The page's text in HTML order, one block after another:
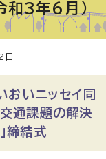
和3年6月）
日
いニッセイ同
通課題の解決
締結式